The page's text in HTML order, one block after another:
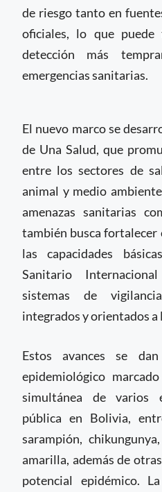
de riesgo tanto en
oficiales, lo que puede
detección más
emergencias sanitarias.
El nuevo marco se
de Una Salud, que
entre los sectores de
animal y medio
amenazas sanitarias
también busca
las capacidades
Sanitario
sistemas de
integrados y orientados a
Estos avances se
epidemiológico
simultánea de varios
pública en Bolivia,
sarampión,
amarilla, además de
potencial epidémico.